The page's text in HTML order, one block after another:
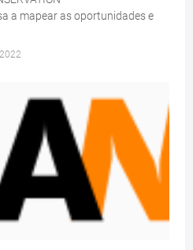
a mapear as oportunidades e